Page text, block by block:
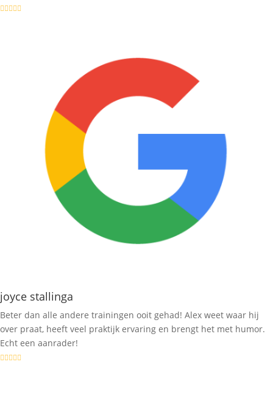

joyce stallinga
Beter dan alle andere trainingen ooit gehad! Alex weet waar hij
over praat, heeft veel praktijk ervaring en brengt het met humor.
Echt een aanrader!
